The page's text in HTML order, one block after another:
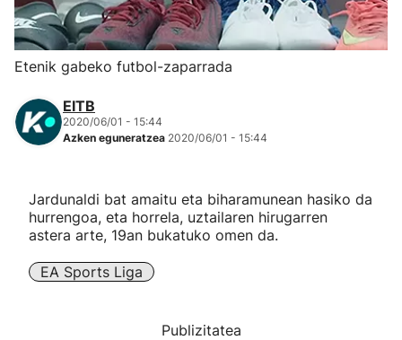
Herri-kirolak
Eskubaloia
Kirolak 360
Mendi-lasterketak
Kirol gehiago
Etenik gabeko futbol-zaparrada
EITB
2020/06/01 - 15:44
Azken eguneratzea 2020/06/01 - 15:44
Jardunaldi bat amaitu eta biharamunean hasiko da
hurrengoa, eta horrela, uztailaren hirugarren
astera arte, 19an bukatuko omen da.
EA Sports Liga
Publizitatea